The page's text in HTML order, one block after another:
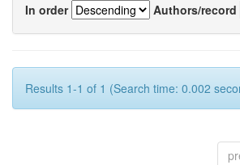
In order
Authors/record
Results 1-1 of 1 (Search time: 0.002